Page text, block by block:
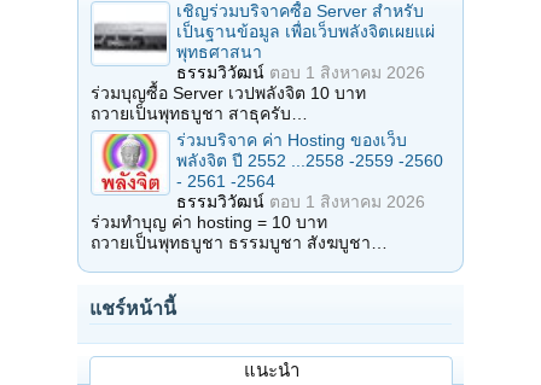
เชิญร่วมบริจาคซื้อ Server สำหรับ
เป็นฐานข้อมูล เพื่อเว็บพลังจิตเผยแผ่
พุทธศาสนา
ธรรมวิวัฒน์ ตอบ 1 สิงหาคม 2026
ร่วมบุญซื้อ Server เวปพลังจิต 10 บาท
ถวายเป็นพุทธบูชา สาธุครับ…
ร่วมบริจาค ค่า Hosting ของเว็บ
พลังจิต ปี 2552 ...2558 -2559 -2560
- 2561 -2564
ธรรมวิวัฒน์ ตอบ 1 สิงหาคม 2026
ร่วมทำบุญ ค่า hosting = 10 บาท
ถวายเป็นพุทธบูชา ธรรมบูชา สังฆบูชา…
แชร์หน้านี้
แนะนำ